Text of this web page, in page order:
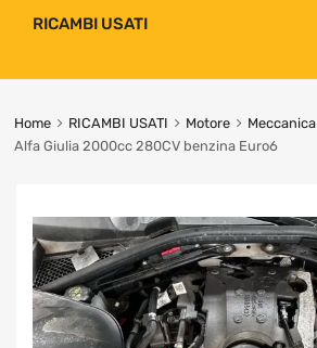
RICAMBI USATI
Home RICAMBI USATI Motore Meccanica
Alfa Giulia 2000cc 280CV benzina Euro6